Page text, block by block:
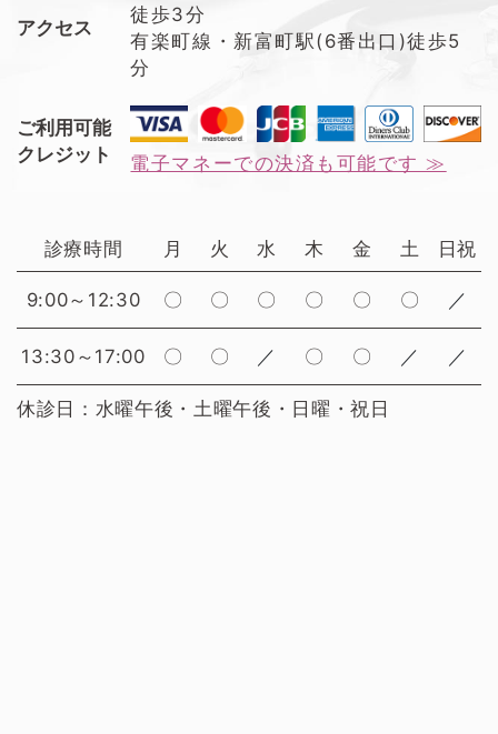
アクセス
徒歩3分
有楽町線・新富町駅(6番出口)徒歩5
分
ご利用可能
クレジット
電子マネーでの決済も可能です ≫
休診日：水曜午後・土曜午後・日曜・祝日
診療時間 月 火 水 木 金 土 日祝
9:00～12:30 〇 〇 〇 〇 〇 〇 ／
13:30～17:00 〇 〇 ／ 〇 〇 ／ ／